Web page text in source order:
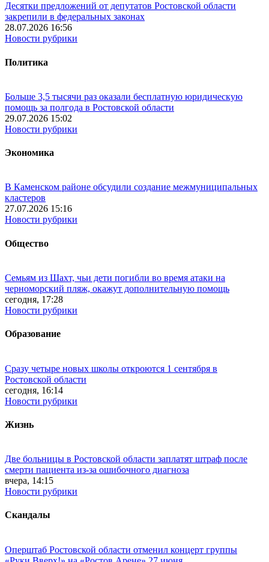
Десятки предложений от депутатов Ростовской области
закрепили в федеральных законах
28.07.2026 16:56
Новости рубрики
Политика
Больше 3,5 тысячи раз оказали бесплатную юридическую
помощь за полгода в Ростовской области
29.07.2026 15:02
Новости рубрики
Экономика
В Каменском районе обсудили создание межмуниципальных
кластеров
27.07.2026 15:16
Новости рубрики
Общество
Семьям из Шахт, чьи дети погибли во время атаки на
черноморский пляж, окажут дополнительную помощь
сегодня, 17:28
Новости рубрики
Образование
Сразу четыре новых школы откроются 1 сентября в
Ростовской области
сегодня, 16:14
Новости рубрики
Жизнь
Две больницы в Ростовской области заплатят штраф после
смерти пациента из-за ошибочного диагноза
вчера, 14:15
Новости рубрики
Скандалы
Оперштаб Ростовской области отменил концерт группы